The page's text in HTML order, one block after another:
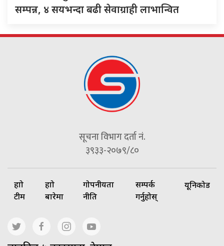
सम्पन्न, ४ सयभन्दा बढी सेवाग्राही लाभान्वित
सूचना विभाग दर्ता नं.
३९३३-२०७९/८०
हाम्रो
टीम
हाम्रो
बारेमा
गोपनीयता
नीति
सम्पर्क
गर्नुहोस्
यूनिकोड